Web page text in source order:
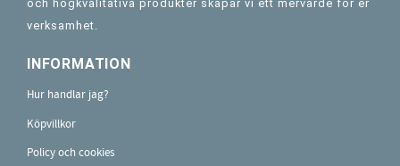
och högkvalitativa produkter skapar vi ett mervärde för er
verksamhet.
INFORMATION
Hur handlar jag?
Köpvillkor
Policy och cookies